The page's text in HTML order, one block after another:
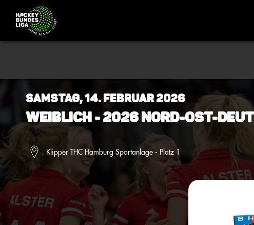
Samstag, 14. Februar 2026
Weiblich - 2026 Nord-Ost-
Klipper THC Hamburg Sportanlage - Platz 1